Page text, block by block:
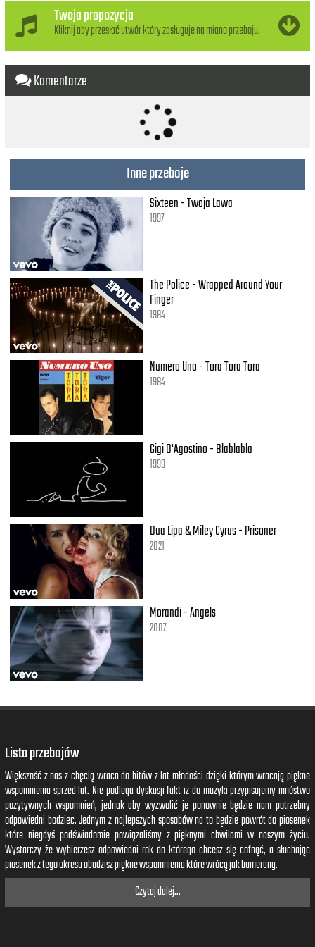
Where it truly lies
Where it truly lies
Twoja propozycja
Kliknij aby przesłać utwór który zasługuje na miano przeboju.
Komentarze
Inne przeboje
Sixteen - Twoja Lawa
1997
The Police - Wrapped Around Your
Finger
1984
Numero Uno - Tora Tora Tora
1984
Gigi D'Agostino - Blablabla
1999
Dua Lipa & Miley Cyrus - Prisoner
2021
Morandi - Angels
2007
Lista przebojów
Większość z nas z chęcią wraca do hitów z lat młodości dzięki którym wracają piękne
wspomnienia sprzed lat. Nie podlega dyskusji fakt iż do muzyki przypisujemy mnóstwo
pozytywnych wspomnień, jednak aby wyzwolić je ponownie będzie nam potrzebny
odpowiedni bodziec. Jednym z najlepszych sposobów na to będzie powrót do piosenek
które niegdyś podświadomie powiązaliśmy z pięknymi chwilami w naszym życiu.
Wystarczy że wybierzesz odpowiedni rok do którego chcesz się cofnąć, a słuchając
piosenek z tego okresu obudzisz piękne wspomnienia które wrócą jak bumerang.
Czytaj dalej...